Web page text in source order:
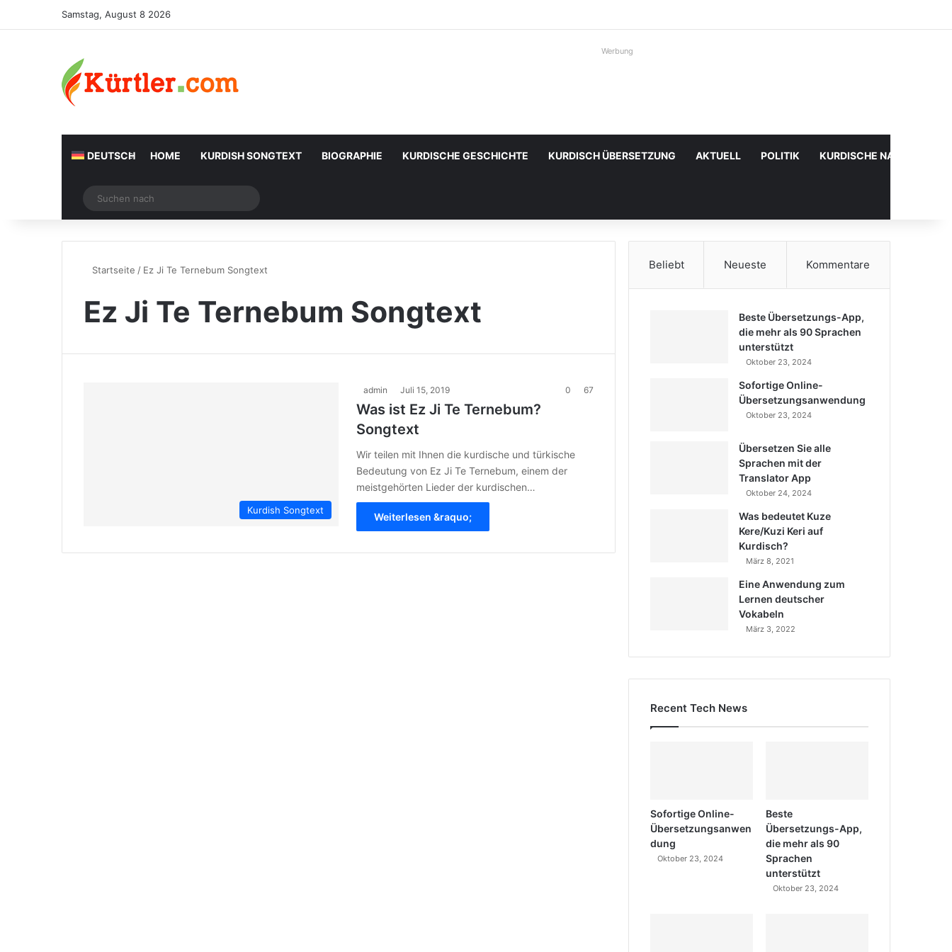
Samstag, August 8 2026
Werbung
DEUTSCH HOME KURDISH SONGTEXT BIOGRAPHIE KURDISCHE GESCHICHTE KURDISCH ÜBERSETZUNG AKTUELL POLITIK KURDISCHE
Zufälliger Artikel
nach
Startseite / Ez Ji Te Ternebum Songtext
Ez Ji Te Ternebum Songtext
Kurdish Songtext
admin Juli 15, 2019 0 67
Was ist Ez Ji Te Ternebum?
Songtext
Wir teilen mit Ihnen die kurdische und türkische
Bedeutung von Ez Ji Te Ternebum, einem der
meistgehörten Lieder der kurdischen…
Weiterlesen &raquo;
Beliebt Neueste Kommentare
Beste Übersetzungs-App,
die mehr als 90 Sprachen
unterstützt
Oktober 23, 2024
Sofortige Online-
Übersetzungsanwendung
Oktober 23, 2024
Übersetzen Sie alle
Sprachen mit der
Translator App
Oktober 24, 2024
Was bedeutet Kuze
Kere/Kuzi Keri auf
Kurdisch?
März 8, 2021
Eine Anwendung zum
Lernen deutscher
Vokabeln
März 3, 2022
Recent Tech News
Sofortige Online-
Übersetzungsanwen
dung
Oktober 23, 2024
Beste
Übersetzungs-App,
die mehr als 90
Sprachen
unterstützt
Oktober 23, 2024